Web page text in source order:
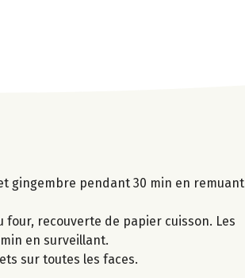
gingembre pendant 30 min en remuant
recouverte de papier cuisson. Les
en surveillant.
sur toutes les faces.